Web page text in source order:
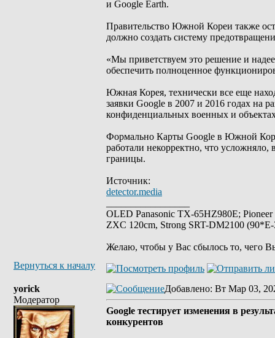
и Google Earth.
Правительство Южной Кореи также
должно создать систему
«Мы приветствуем это решение и
обеспечить полноценное
Южная Корея, технически все еще
заявки Google в 2007 и 2016 годах на
конфиденциальных военных и
Формально Карты Google в Южной
работали некорректно, что усложняло,
границы.
Источник:
detector.media
OLED Panasonic TX-65HZ980E;
ZXC 120cm, Strong SRT-DM2100
Желаю, чтобы у Вас сбылось то, чего
Вернуться к началу
yorick
Модератор
Добавлено: Вт Мар 03,
Google тестирует изменения в
конкурентов